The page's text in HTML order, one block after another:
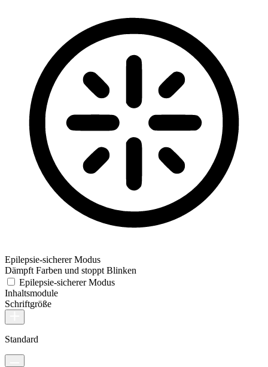
Epilepsie-sicherer Modus
Dämpft Farben und stoppt Blinken
Epilepsie-sicherer Modus
Inhaltsmodule
Schriftgröße
Standard